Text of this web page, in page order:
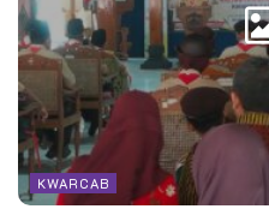
KWARCAB